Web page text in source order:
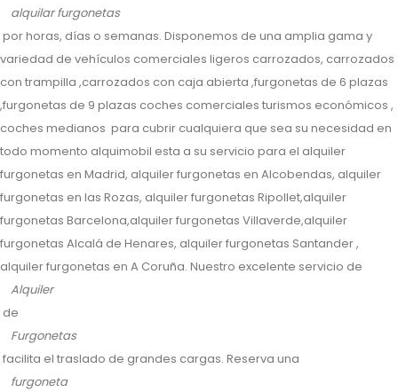
alquilar furgonetas
por horas, días o semanas. Disponemos de una amplia gama y
variedad de vehículos comerciales ligeros carrozados, carrozados
con trampilla ,carrozados con caja abierta ,furgonetas de 6 plazas
,furgonetas de 9 plazas coches comerciales turismos económicos ,
coches medianos para cubrir cualquiera que sea su necesidad en
todo momento alquimobil esta a su servicio para el alquiler
furgonetas en Madrid, alquiler furgonetas en Alcobendas, alquiler
furgonetas en las Rozas, alquiler furgonetas Ripollet,alquiler
furgonetas Barcelona,alquiler furgonetas Villaverde,alquiler
furgonetas Alcalá de Henares, alquiler furgonetas Santander ,
alquiler furgonetas en A Coruña. Nuestro excelente servicio de
Alquiler
de
Furgonetas
facilita el traslado de grandes cargas. Reserva una
furgoneta